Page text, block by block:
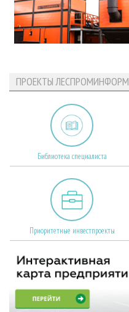
ПРОЕКТЫ ЛЕСПРОМИНФОРМ
Библиотека специалиста
Приоритетные инвестпроекты